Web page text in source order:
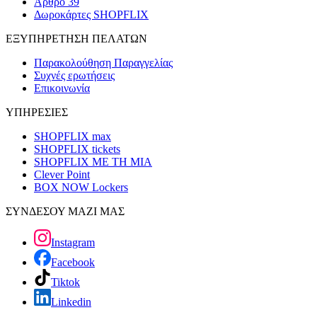
Δωροκάρτες SHOPFLIX
ΕΞΥΠΗΡΕΤΗΣΗ ΠΕΛΑΤΩΝ
Παρακολούθηση Παραγγελίας
Συχνές ερωτήσεις
Επικοινωνία
ΥΠΗΡΕΣΙΕΣ
SHOPFLIX max
SHOPFLIX tickets
SHOPFLIX ΜΕ ΤΗ ΜΙΑ
Clever Point
BOX NOW Lockers
ΣΥΝΔΕΣΟΥ ΜΑΖΙ ΜΑΣ
Instagram
Facebook
Tiktok
Linkedin